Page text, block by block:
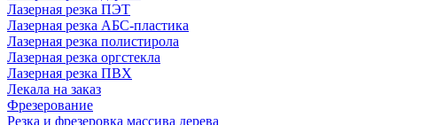
Лазерная резка ПЭТ
Лазерная резка АБС-пластика
Лазерная резка полистирола
Лазерная резка оргстекла
Лазерная резка ПВХ
Лекала на заказ
Фрезерование
Резка и фрезеровка массива дерева